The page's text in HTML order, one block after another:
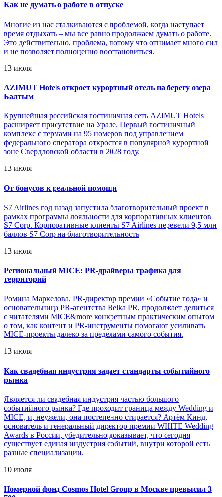
Как не думать о работе в отпуске
Многие из нас сталкиваются с проблемой, когда наступает
время отдыхать – мы все равно продолжаем думать о работе.
Это действительно, проблема, потому что отнимает много сил
и не позволяет полноценно восстановиться.
13 июля
AZIMUT Hotels откроет курортный отель на берегу озера
Балтым
Крупнейшая российская гостиничная сеть AZIMUT Hotels
расширяет присутствие на Урале. Первый гостиничный
комплекс с термами на 95 номеров под управлением
федерального оператора откроется в популярной курортной
зоне Свердловской области в 2028 году.
13 июля
От бонусов к реальной помощи
S7 Airlines год назад запустила благотворительный проект в
рамках программы лояльности для корпоративных клиентов
S7 Corp. Корпоративные клиенты S7 Airlines перевели 9,5 млн
баллов S7 Corp на благотворительность
13 июля
Региональный MICE: PR-драйверы трафика для
территорий
Ромина Маркелова, PR-директор премии «Событие года» и
основательница PR-агентства Belka PR, продолжает делиться
с читателями MICE&more конкретным практическим опытом
о том, как контент и PR-инструменты помогают усиливать
MICE-проекты далеко за пределами самого события.
13 июля
Как свадебная индустрия задает стандарты событийного
рынка
Является ли свадебная индустрия частью большого
событийного рынка? Где проходит граница между Wedding и
MICE, и, неужели, она постепенно стирается? Артём Кинд,
основатель и генеральный директор премии WHITE Wedding
Awards в России, убедительно доказывает, что сегодня
существует единая индустрия событий, внутри которой есть
разные специализации.
10 июля
Номерной фонд Cosmos Hotel Group в Москве превысил 3